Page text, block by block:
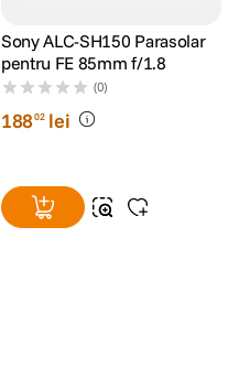
Sony ALC-SH150 Parasolar
pentru FE 85mm f/1.8
(0)
18802 lei